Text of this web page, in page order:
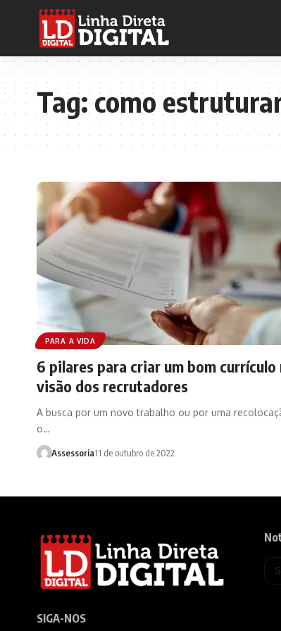
Tag:como
PARA A VIDA
6 pilares para criar um bom currículo
visão dos recrutadores
A busca por um novo trabalho ou por uma
o…
Assessoria11 de outubro de 2022
SIGA-NOS